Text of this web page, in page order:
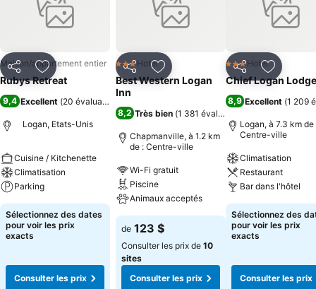
PartagerAjouter à mes favoris
Maison/appartement entier
Rubys Retreat
9,4 Excellent (20 évaluations
Logan, Etats-Unis
Cuisine / Kitchenette
Climatisation
Parking
Sélectionnez des dates
pour voir les prix
exacts
Consulter les prix
PartagerAjouter à mes favoris
3 ÉtoilesHotel
Best Western Logan
Inn
8,2 Très bien (1 381 évaluations
Chapmanville, à 1.2 km
de : Centre-ville
Wi-Fi gratuit
Piscine
Animaux acceptés
de 123 $
Consulter les prix de 10
sites
Consulter les prix
PartagerAjouter
3 ÉtoilesHotel
Chief Logan Lodge
8,9 Excellent (1 209
Logan, à 7.3 km de
Centre-ville
Climatisation
Restaurant
Bar dans l'hôtel
Sélectionnez des
pour voir les prix
exacts
Consulter les prix